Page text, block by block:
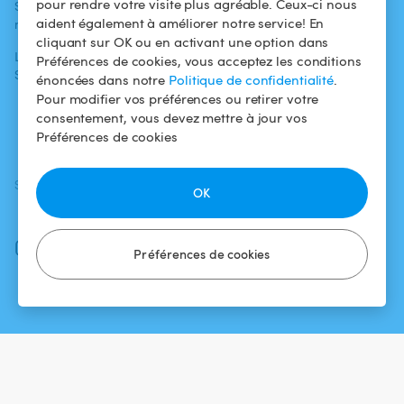
pour rendre votre visite plus agréable. Ceux-ci nous
aident également à améliorer notre service! En
cliquant sur OK ou en activant une option dans
Préférences de cookies, vous acceptez les conditions
énoncées dans notre Politique de confidentialité.
Pour modifier vos préférences ou retirer votre
consentement, vous devez mettre à jour vos
Préférences de cookies
Préférences de cookies
OK
Swimmy dans les
médias
L'aventure
Swimmy
Pour les
propriétaires
Louer ma piscine
Comment ça
marche ?
Conditions
d'utilisation
Politique de
confidentialité
Mentions légales
SUIVEZ-NOUS
Facebook
Instagram